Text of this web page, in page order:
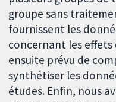
groupe sans
fournissent les
concernant les
ensuite prévu de
synthétiser les
études. Enfin, nous